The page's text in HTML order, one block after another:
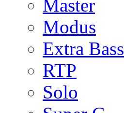
Master
Modus
Extra Bass
RTP
Solo